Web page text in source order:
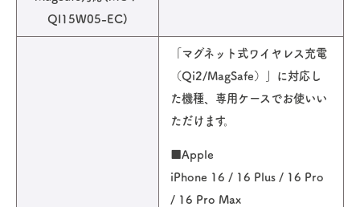
QI15W05-EC)
「マグネット式ワイヤレス充電
（Qi2/MagSafe）」に対応し
た機種、専用ケースでお使いい
ただけます。
■Apple
iPhone 16 / 16 Plus / 16 Pro
/ 16 Pro Max